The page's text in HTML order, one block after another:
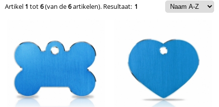
Artikel 1 tot6(van de6artikelen). Resultaat: 1